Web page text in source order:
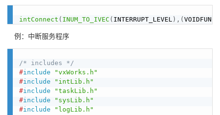
intConnect ( INUM_TO_IVEC ( INTERRUPT_LEVEL ) , (
例：中断服务程序
/* includes */
#include
"vxWorks.h"
#include
"intLib.h"
#include
"taskLib.h"
#include
"sysLib.h"
#include "logLib.h"